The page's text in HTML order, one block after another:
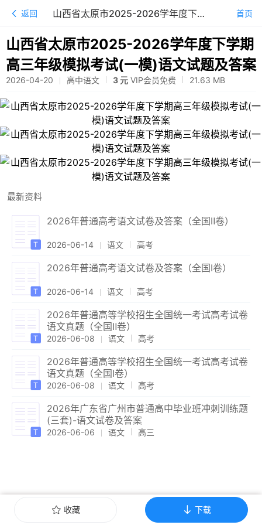
返回 山西省太原市2025-2026学年度下学期高三年级模拟考试(一模)语文试题及答案 首页
山西省太原市2025-2026学年度下学期
高三年级模拟考试(一模)语文试题及答案
2026-04-20 高中语文 3 元 VIP会员免费 21.63 MB
最新资料
2026年普通高考语文试卷及答案（全国Ⅱ卷）
2026-06-14 语文 高考
2026年普通高考语文试卷及答案（全国Ⅰ卷）
2026-06-14 语文 高考
2026年普通高等学校招生全国统一考试高考试卷
语文真题（全国Ⅱ卷）
2026-06-08 语文 高考
2026年普通高等学校招生全国统一考试高考试卷
语文真题（全国Ⅰ卷）
2026-06-08 语文 高考
2026年广东省广州市普通高中毕业班冲刺训练题
(三套)-语文试卷及答案
2026-06-06 语文 高三
收藏 下载